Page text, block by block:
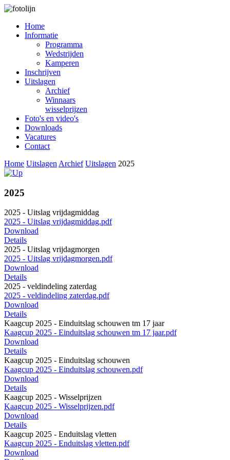
Home
Informatie
Programma
Wedstrijden
Kamperen
Inschrijven
Uitslagen
Archief
Winnaars
wisselprijzen
Foto's en video's
Downloads
Vacatures
Contact
Home Uitslagen Archief Uitslagen 2025
2025
2025 - Uitslag vrijdagmiddag
2025 - Uitslag vrijdagmiddag.pdf
Download
Details
2025 - Uitslag vrijdagmorgen
2025 - Uitslag vrijdagmorgen.pdf
Download
Details
2025 - veldindeling zaterdag
2025 - veldindeling zaterdag.pdf
Download
Details
Kaagcup 2025 - Einduitslag schouwen tm 17 jaar
Kaagcup 2025 - Einduitslag schouwen tm 17 jaar.pdf
Download
Details
Kaagcup 2025 - Einduitslag schouwen
Kaagcup 2025 - Einduitslag schouwen.pdf
Download
Details
Kaagcup 2025 - Wisselprijzen
Kaagcup 2025 - Wisselprijzen.pdf
Download
Details
Kaagcup 2025 - Enduitslag vletten
Kaagcup 2025 - Enduitslag vletten.pdf
Download